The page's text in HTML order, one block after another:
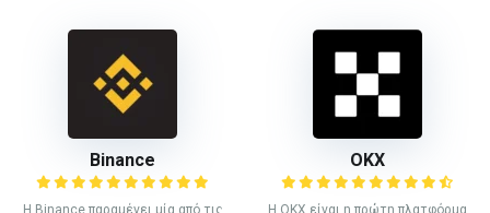
Binance
Η Binance παραμένει μία από τις
ΟΚΧ
Η OKX είναι η πρώτη πλατφόρμα